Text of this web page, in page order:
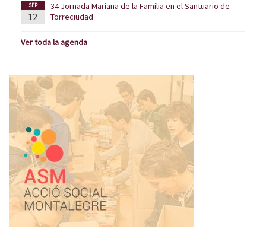
SEP
12
34 Jornada Mariana de la Familia en el Santuario de
Torreciudad
Ver toda la agenda